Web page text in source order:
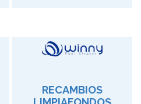
RECAMBIOS